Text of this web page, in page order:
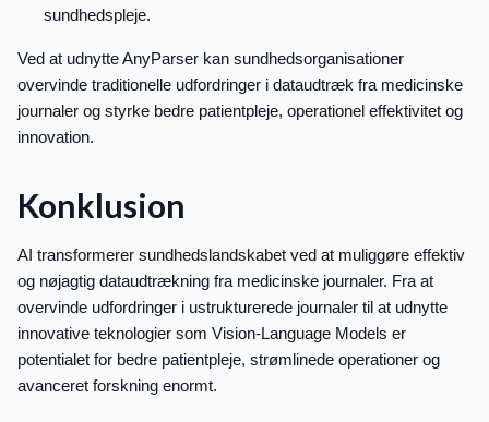
sundhedspleje.
Ved at udnytte AnyParser kan sundhedsorganisationer
overvinde traditionelle udfordringer i dataudtræk fra medicinske
journaler og styrke bedre patientpleje, operationel effektivitet og
innovation.
Konklusion
AI transformerer sundhedslandskabet ved at muliggøre effektiv
og nøjagtig dataudtrækning fra medicinske journaler. Fra at
overvinde udfordringer i ustrukturerede journaler til at udnytte
innovative teknologier som Vision-Language Models er
potentialet for bedre patientpleje, strømlinede operationer og
avanceret forskning enormt.